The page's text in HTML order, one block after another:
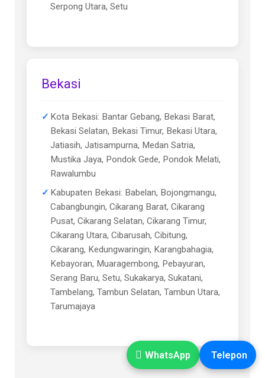
Serpong Utara, Setu
Bekasi
Kota Bekasi: Bantar Gebang, Bekasi Barat,
Bekasi Selatan, Bekasi Timur, Bekasi Utara,
Jatiasih, Jatisampurna, Medan Satria,
Mustika Jaya, Pondok Gede, Pondok Melati,
Rawalumbu
Kabupaten Bekasi: Babelan, Bojongmangu,
Cabangbungin, Cikarang Barat, Cikarang
Pusat, Cikarang Selatan, Cikarang Timur,
Cikarang Utara, Cibarusah, Cibitung,
Cikarang, Kedungwaringin, Karangbahagia,
Kebayoran, Muaragembong, Pebayuran,
Serang Baru, Setu, Sukakarya, Sukatani,
Tambelang, Tambun Selatan, Tambun Utara,
Tarumajaya
WhatsApp Telepon